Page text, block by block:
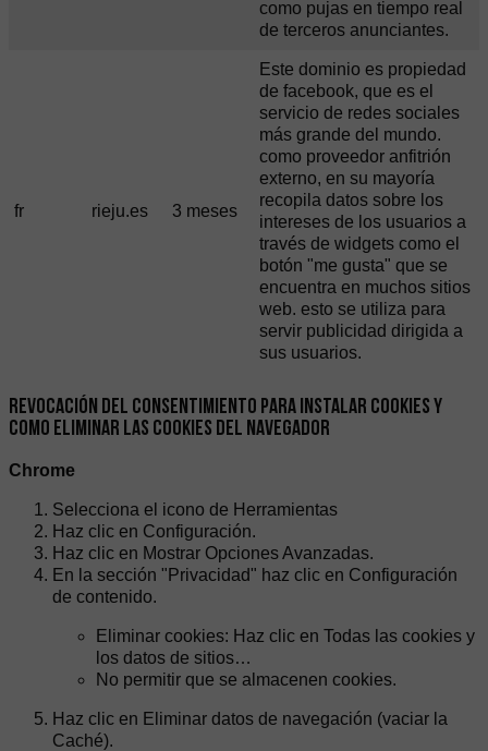
como pujas en tiempo real
de terceros anunciantes.
fr rieju.es 3 meses
Este dominio es propiedad
de facebook, que es el
servicio de redes sociales
más grande del mundo.
como proveedor anfitrión
externo, en su mayoría
recopila datos sobre los
intereses de los usuarios a
través de widgets como el
botón "me gusta" que se
encuentra en muchos sitios
web. esto se utiliza para
servir publicidad dirigida a
sus usuarios.
REVOCACIÓN DEL CONSENTIMIENTO PARA INSTALAR COOKIES Y
COMO ELIMINAR LAS COOKIES DEL NAVEGADOR
Chrome
Selecciona el icono de Herramientas
Haz clic en Configuración.
Haz clic en Mostrar Opciones Avanzadas.
En la sección "Privacidad" haz clic en Configuración
de contenido.
Eliminar cookies: Haz clic en Todas las cookies y
los datos de sitios…
No permitir que se almacenen cookies.
Haz clic en Eliminar datos de navegación (vaciar la
Caché).